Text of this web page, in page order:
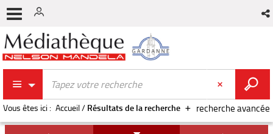
recherche avancée
Vous êtes ici : Accueil/ Résultats de la recherche